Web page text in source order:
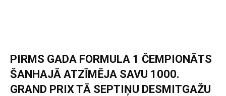
PIRMS GADA FORMULA 1 ČEMPIONĀTS
ŠANHAJĀ ATZĪMĒJA SAVU 1000.
GRAND PRIX TĀ SEPTIŅU DESMITGAŽU